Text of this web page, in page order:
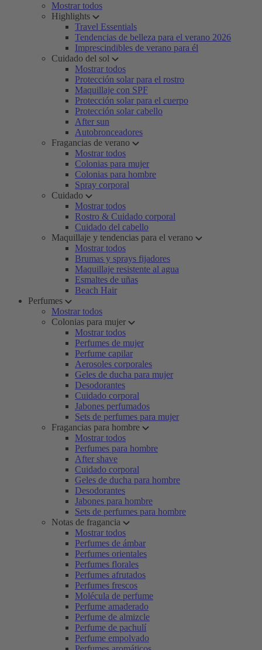
Mostrar todos
Highlights
Travel Essentials
Tendencias de belleza para el verano 2026
Imprescindibles de verano para él
Cuidado del sol
Mostrar todos
Protección solar para el rostro
Maquillaje con SPF
Protección solar para el cuerpo
Protección solar cabello
After sun
Autobronceadores
Fragancias de verano
Mostrar todos
Colonias para mujer
Colonias para hombre
Spray corporal
Cuidado
Mostrar todos
Rostro & Cuidado corporal
Cuidado del cabello
Maquillaje y tendencias para el verano
Mostrar todos
Brumas y sprays fijadores
Maquillaje resistente al agua
Esmaltes de uñas
Beach Hair
Perfumes
Mostrar todos
Colonias para mujer
Mostrar todos
Perfumes de mujer
Perfume capilar
Aerosoles corporales
Geles de ducha para mujer
Desodorantes
Cuidado corporal
Jabones perfumados
Sets de perfumes para mujer
Fragancias para hombre
Mostrar todos
Perfumes para hombre
After shave
Cuidado corporal
Geles de ducha para hombre
Desodorantes
Jabones para hombre
Sets de perfumes para hombre
Notas de fragancia
Mostrar todos
Perfumes de ámbar
Perfumes orientales
Perfumes florales
Perfumes afrutados
Perfumes frescos
Molécula de perfume
Perfume amaderado
Perfume de almizcle
Perfume de pachulí
Perfume empolvado